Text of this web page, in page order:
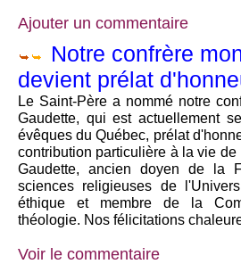
Ajouter un commentaire
Notre confrère
devient prélat
Le Saint-Père a nommé notre
Gaudette, qui est actuellement
évêques du Québec, prélat
contribution particulière à la vie
Gaudette, ancien doyen de la
sciences religieuses de
éthique et membre de la
théologie. Nos félicitations
Voir le commentaire